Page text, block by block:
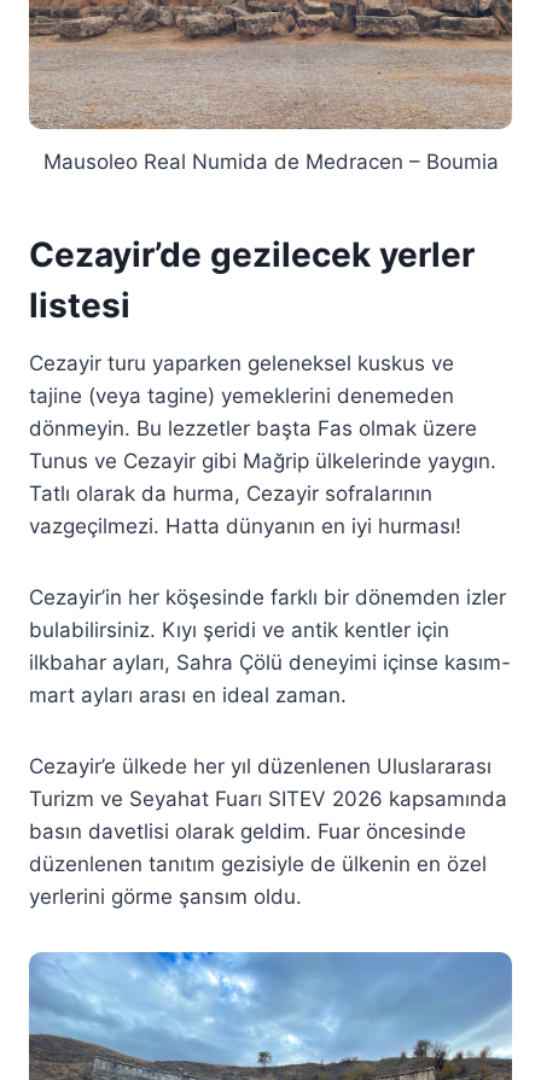
Mausoleo Real Numida de Medracen – Boumia
Cezayir’de gezilecek yerler
listesi
Cezayir turu yaparken geleneksel kuskus ve
tajine (veya tagine) yemeklerini denemeden
dönmeyin. Bu lezzetler başta Fas olmak üzere
Tunus ve Cezayir gibi Mağrip ülkelerinde yaygın.
Tatlı olarak da hurma, Cezayir sofralarının
vazgeçilmezi. Hatta dünyanın en iyi hurması!
Cezayir’in her köşesinde farklı bir dönemden izler
bulabilirsiniz. Kıyı şeridi ve antik kentler için
ilkbahar ayları, Sahra Çölü deneyimi içinse kasım-
mart ayları arası en ideal zaman.
Cezayir’e ülkede her yıl düzenlenen Uluslararası
Turizm ve Seyahat Fuarı SITEV 2026 kapsamında
basın davetlisi olarak geldim. Fuar öncesinde
düzenlenen tanıtım gezisiyle de ülkenin en özel
yerlerini görme şansım oldu.